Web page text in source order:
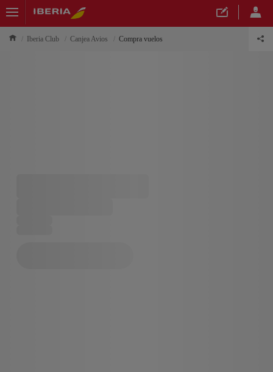
Iberia Club Canjea Avios Compra vuelos